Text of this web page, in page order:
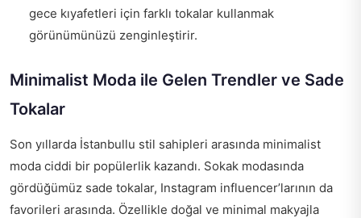
gece kıyafetleri için farklı tokalar kullanmak
görünümünüzü zenginleştirir.
Minimalist Moda ile Gelen Trendler ve Sade
Tokalar
Son yıllarda İstanbullu stil sahipleri arasında minimalist
moda ciddi bir popülerlik kazandı. Sokak modasında
gördüğümüz sade tokalar, Instagram influencer’larının da
favorileri arasında. Özellikle doğal ve minimal makyajla